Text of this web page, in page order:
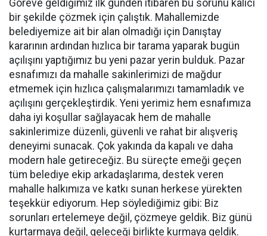
Göreve geldiğimiz ilk günden itibaren bu sorunu kalıcı
bir şekilde çözmek için çalıştık. Mahallemizde
belediyemize ait bir alan olmadığı için Danıştay
kararının ardından hızlıca bir tarama yaparak bugün
açılışını yaptığımız bu yeni pazar yerin bulduk. Pazar
esnafımızı da mahalle sakinlerimizi de mağdur
etmemek için hızlıca çalışmalarımızı tamamladık ve
açılışını gerçekleştirdik. Yeni yerimiz hem esnafımıza
daha iyi koşullar sağlayacak hem de mahalle
sakinlerimize düzenli, güvenli ve rahat bir alışveriş
deneyimi sunacak. Çok yakında da kapalı ve daha
modern hale getireceğiz. Bu süreçte emeği geçen
tüm belediye ekip arkadaşlarıma, destek veren
mahalle halkımıza ve katkı sunan herkese yürekten
teşekkür ediyorum. Hep söylediğimiz gibi: Biz
sorunları ertelemeye değil, çözmeye geldik. Biz günü
kurtarmaya değil, geleceği birlikte kurmaya geldik.